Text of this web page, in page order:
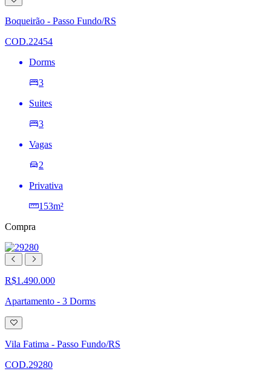
à
lista
de
Boqueirão - Passo Fundo/RS
COD.22454
Dorms
3
Suites
3
Vagas
2
Privativa
153m²
Compra
R$1.490.000
Apartamento - 3 Dorms
Adicionar
à
lista
de
Vila Fatima - Passo Fundo/RS
COD.29280